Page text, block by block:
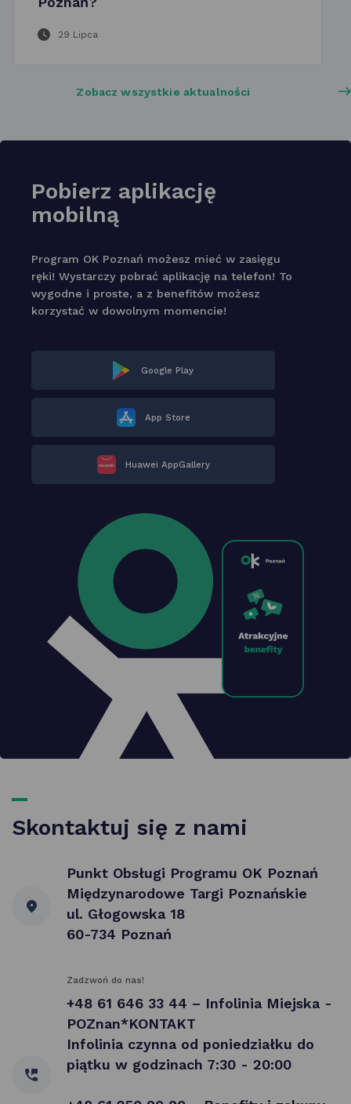
29 Lipca
Zobacz wszystkie aktualności
Pobierz aplikację
mobilną
Program OK Poznań możesz mieć w zasięgu
ręki! Wystarczy pobrać aplikację na telefon! To
wygodne i proste, a z benefitów możesz
korzystać w dowolnym momencie!
Google Play
App Store
Huawei AppGallery
Skontaktuj się z nami
Punkt Obsługi Programu OK Poznań
Międzynarodowe Targi Poznańskie
ul. Głogowska 18
60-734 Poznań
Zadzwoń do nas!
+48 61 646 33 44 – Infolinia Miejska -
POZnan*KONTAKT
Infolinia czynna od poniedziałku do
piątku w godzinach 7:30 - 20:00